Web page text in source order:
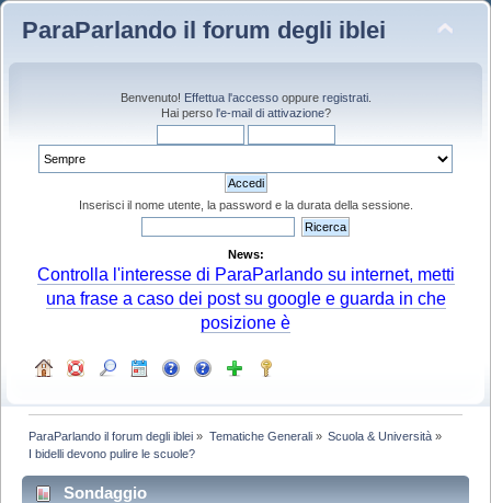
ParaParlando il forum degli iblei
Benvenuto! Effettua l'accessooppure registrati.
Hai perso l'e-mail di attivazione?
Inserisci il nome utente, la password e la durata della sessione.
News:
Controlla l'interesse di ParaParlando su internet, metti
una frase a caso dei post su google e guarda in che
posizione è
ParaParlando il forum degli iblei » Tematiche Generali» Scuola & Università»
I bidelli devono pulire le scuole?
Sondaggio